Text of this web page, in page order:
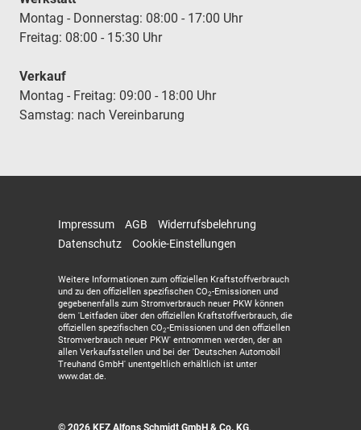
Montag - Donnerstag: 08:00 - 17:00 Uhr
Freitag: 08:00 - 15:30 Uhr
Verkauf
Montag - Freitag: 09:00 - 18:00 Uhr
Samstag: nach Vereinbarung
Impressum AGB
Widerrufsbelehrung
Datenschutz
Cookie-Einstellungen
Weitere Informationen zum offiziellen Kraftstoffverbrauch
und zu den offiziellen spezifischen CO2-Emissionen und
gegebenenfalls zum Stromverbrauch neuer PKW können
dem 'Leitfaden über den offiziellen Kraftstoffverbrauch, die
offiziellen spezifischen CO2-Emissionen und den offiziellen
Stromverbrauch neuer PKW' entnommen werden, der an
allen Verkaufsstellen und bei der 'Deutschen Automobil
Treuhand GmbH' unentgeltlich erhältlich ist unter
www.dat.de.